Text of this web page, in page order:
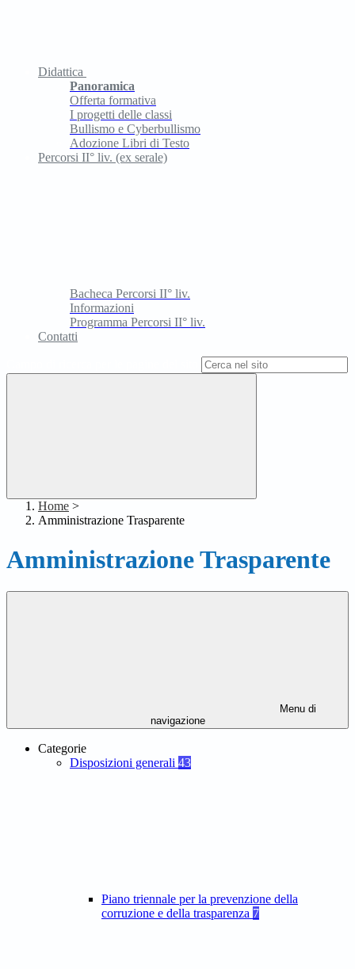
Didattica
Panoramica
Offerta formativa
I progetti delle classi
Bullismo e Cyberbullismo
Adozione Libri di Testo
Percorsi II° liv. (ex serale)
Bacheca Percorsi II° liv.
Informazioni
Programma Percorsi II° liv.
Contatti
Home >
Amministrazione Trasparente
Amministrazione Trasparente
Menu di
navigazione
Categorie
Disposizioni generali 43
Piano triennale per la prevenzione della
corruzione e della trasparenza 7